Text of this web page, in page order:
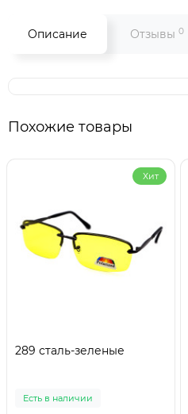
Описание Отзывы 0
Похожие товары
Хит
289 сталь-зеленые
Есть в наличии